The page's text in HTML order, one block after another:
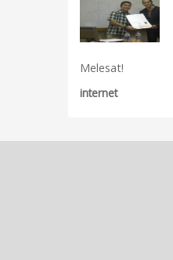
Melesat!
internet